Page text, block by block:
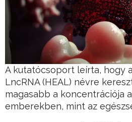
A kutatócsoport leírta, hogy
LncRNA (HEAL) névre
magasabb a koncentrációja
emberekben, mint az